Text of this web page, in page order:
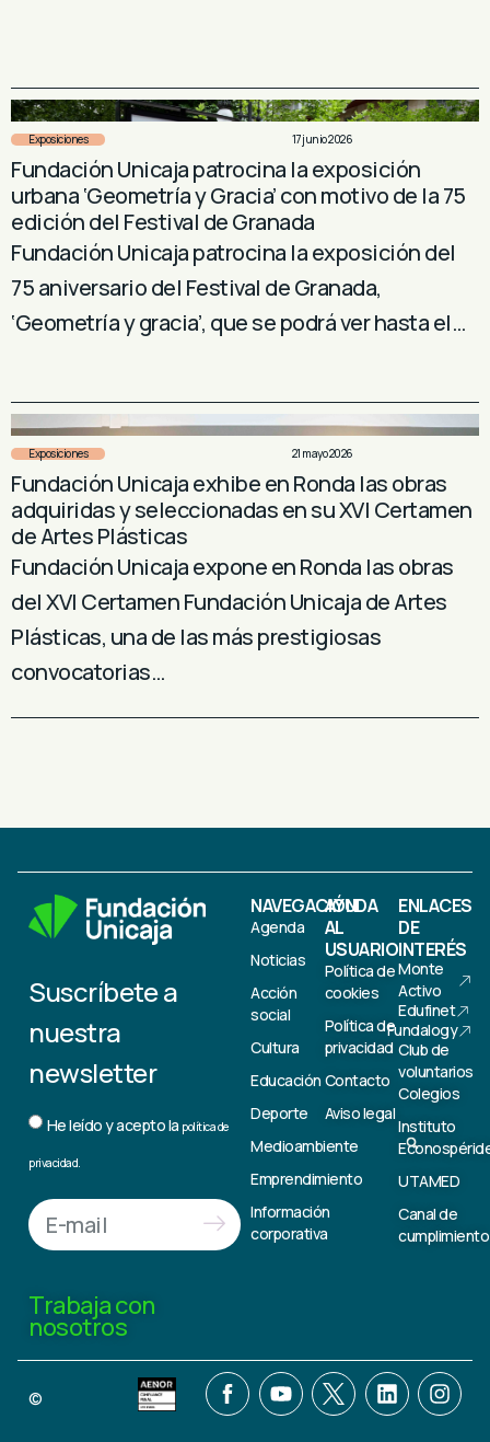
Exposiciones 17 junio 2026
Fundación Unicaja patrocina la exposición
urbana ‘Geometría y Gracia’ con motivo de la 75
edición del Festival de Granada
Fundación Unicaja patrocina la exposición del
75 aniversario del Festival de Granada,
‘Geometría y gracia’, que se podrá ver hasta el…
Exposiciones 21 mayo 2026
Fundación Unicaja exhibe en Ronda las obras
adquiridas y seleccionadas en su XVI Certamen
de Artes Plásticas
Fundación Unicaja expone en Ronda las obras
del XVI Certamen Fundación Unicaja de Artes
Plásticas, una de las más prestigiosas
convocatorias…
Suscríbete a
nuestra
newsletter
He leído y acepto la política de
privacidad.
Trabaja con
nosotros
NAVEGACIÓN
Agenda
Noticias
Acción
social
Cultura
Educación
Deporte
Medioambiente
Emprendimiento
Información
corporativa
AYUDA
AL
USUARIO
Política de
cookies
Política de
privacidad
Contacto
Aviso legal
ENLACES
DE
INTERÉS
Monte
Activo
Edufinet
Fundalogy
Club de
voluntarios
Colegios
Instituto
UTAMED
Canal de
cumplimiento
©